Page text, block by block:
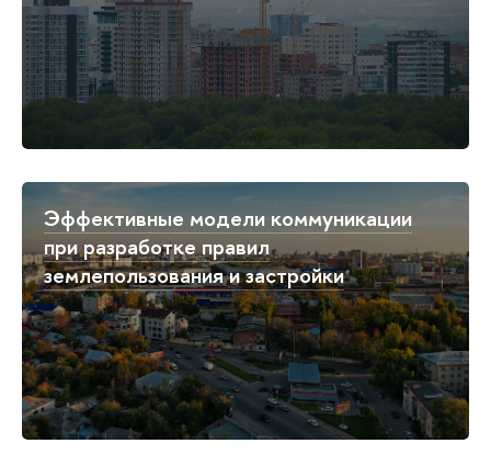
Эффективные модели коммуникации
при разработке правил
землепользования и застройки